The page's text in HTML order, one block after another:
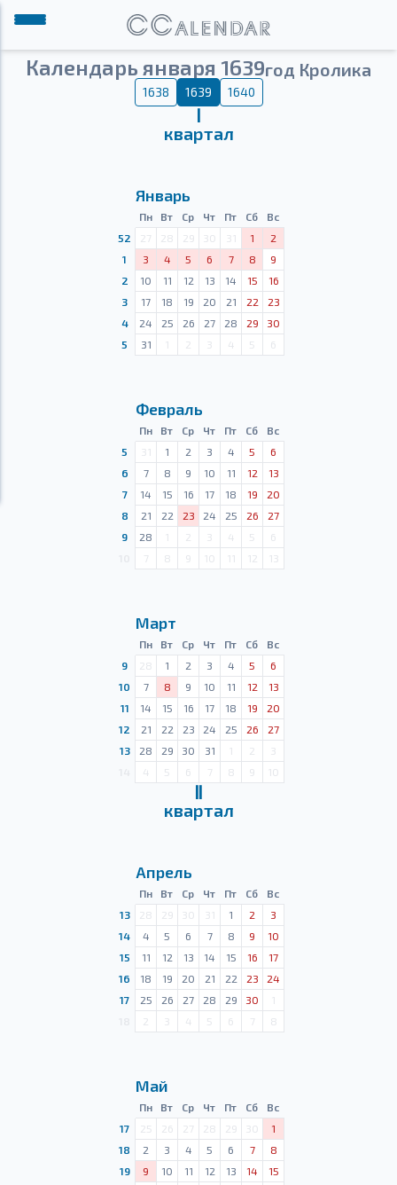
Календарь января 1639год Кролика
1638 1639 1640
Ⅰ
квартал
Январь
Пн Вт Ср Чт Пт Сб
Вс
52
27 28 29 30 31 1
2
1
3 4 5 6 7 8
9
2
10 11 12 13 14 15
16
3
17 18 19 20 21 22
23
4
24 25 26 27 28 29
30
5
31 1 2 3 4 5 6
Февраль
Пн Вт Ср Чт Пт Сб
Вс
5
31 1 2 3 4 5
6
6
7 8 9 10 11 12
13
7
14 15 16 17 18 19
20
8
21 22 23 24 25 26
27
9
28 1 2 3 4 5
6
7 8 9 10 11 12 13
Март
Пн Вт Ср Чт Пт Сб
Вс
9
28 1 2 3 4 5
6
10
7 8 9 10 11 12
13
11
14 15 16 17 18 19
20
12
21 22 23 24 25 26
27
13
28 29 30 31 1 2
3
4 5 6 7 8 9 10
Ⅱ
квартал
Апрель
Пн Вт Ср Чт Пт Сб
Вс
13
28 29 30 31 1 2
3
14
4 5 6 7 8 9
10
15
11 12 13 14 15 16
17
16
18 19 20 21 22 23
24
17
25 26 27 28 29 30
1
2 3 4 5 6 7 8
Май
Пн Вт Ср Чт Пт Сб
Вс
17
25 26 27 28 29 30
1
18
2 3 4 5 6 7
8
19
9 10 11 12 13 14
15